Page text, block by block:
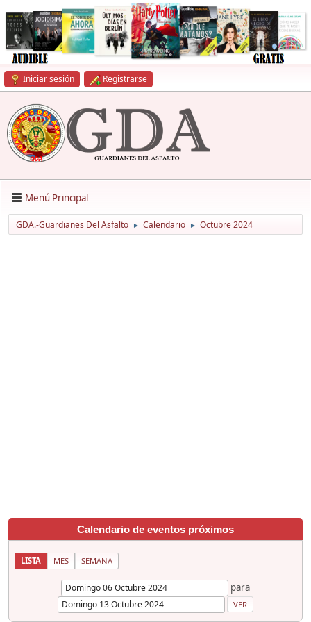
Iniciar sesión Registrarse
Menú Principal
GDA.-Guardianes Del Asfalto ► Calendario ► Octubre 2024
Calendario de eventos próximos
LISTA MES SEMANA
para